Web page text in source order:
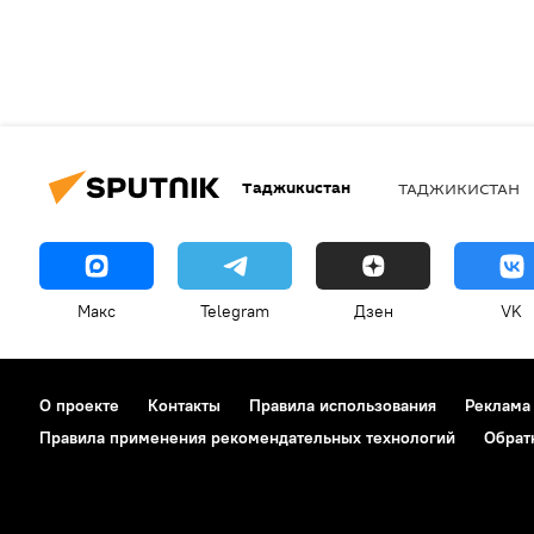
Таджикистан ТАДЖИКИСТАН
Макс Telegram Дзен VK
О проекте Контакты Правила использования Реклама
Правила применения рекомендательных технологий